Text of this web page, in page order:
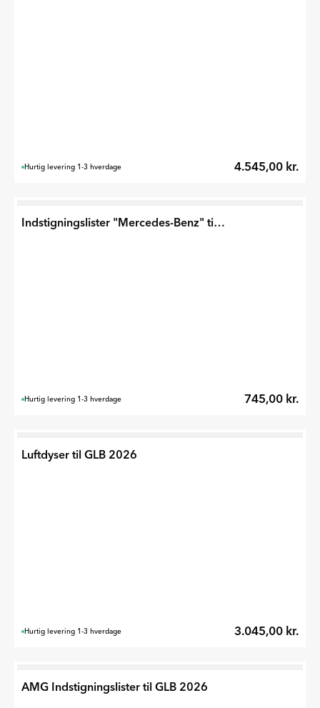
Hurtig levering 1-3 hverdage 4.545,00 kr.
Indstigningslister "Mercedes-Benz" til GLB 2026
Hurtig levering 1-3 hverdage 745,00 kr.
Luftdyser til GLB 2026
Hurtig levering 1-3 hverdage 3.045,00 kr.
AMG Indstigningslister til GLB 2026